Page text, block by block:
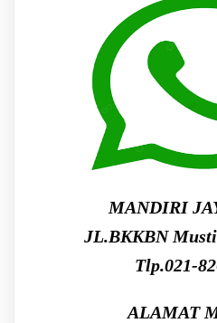
MANDIRI
JL.BKKBN
Tlp.021-
ALAMAT